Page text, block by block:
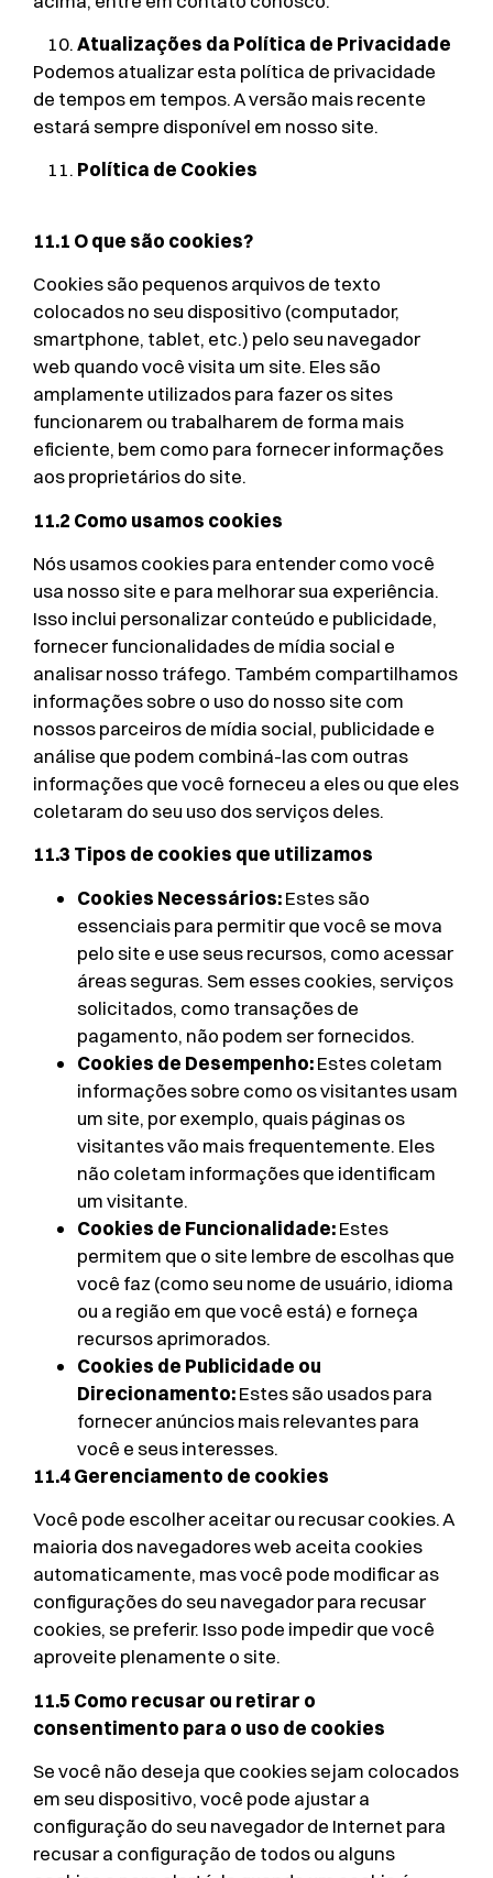
Atualizações da Política de Privacidade
Podemos atualizar esta política de privacidade
de tempos em tempos. A versão mais recente
estará sempre disponível em nosso site.
Política de Cookies
11.1 O que são cookies?
Cookies são pequenos arquivos de texto
colocados no seu dispositivo (computador,
smartphone, tablet, etc.) pelo seu navegador
web quando você visita um site. Eles são
amplamente utilizados para fazer os sites
funcionarem ou trabalharem de forma mais
eficiente, bem como para fornecer informações
aos proprietários do site.
11.2 Como usamos cookies
Nós usamos cookies para entender como você
usa nosso site e para melhorar sua experiência.
Isso inclui personalizar conteúdo e publicidade,
fornecer funcionalidades de mídia social e
analisar nosso tráfego. Também compartilhamos
informações sobre o uso do nosso site com
nossos parceiros de mídia social, publicidade e
análise que podem combiná-las com outras
informações que você forneceu a eles ou que eles
coletaram do seu uso dos serviços deles.
11.3 Tipos de cookies que utilizamos
Cookies Necessários:Estes são
essenciais para permitir que você se mova
pelo site e use seus recursos, como acessar
áreas seguras. Sem esses cookies, serviços
solicitados, como transações de
pagamento, não podem ser fornecidos.
Cookies de Desempenho:Estes coletam
informações sobre como os visitantes usam
um site, por exemplo, quais páginas os
visitantes vão mais frequentemente. Eles
não coletam informações que identificam
um visitante.
Cookies de Funcionalidade:Estes
permitem que o site lembre de escolhas que
você faz (como seu nome de usuário, idioma
ou a região em que você está) e forneça
recursos aprimorados.
Cookies de Publicidade ou
Direcionamento:Estes são usados para
fornecer anúncios mais relevantes para
você e seus interesses.
11.4 Gerenciamento de cookies
Você pode escolher aceitar ou recusar cookies. A
maioria dos navegadores web aceita cookies
automaticamente, mas você pode modificar as
configurações do seu navegador para recusar
cookies, se preferir. Isso pode impedir que você
aproveite plenamente o site.
11.5 Como recusar ou retirar o
consentimento para o uso de cookies
Se você não deseja que cookies sejam colocados
em seu dispositivo, você pode ajustar a
configuração do seu navegador de Internet para
recusar a configuração de todos ou alguns